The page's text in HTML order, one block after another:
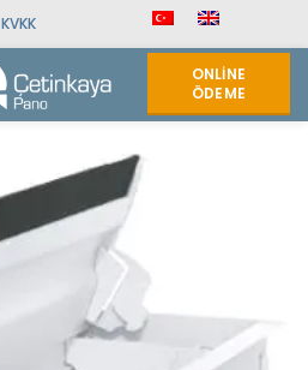
KVKK
ONLINE
ÖDEME